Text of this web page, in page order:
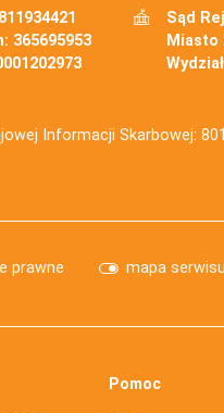
365695953
Sąd
Miasto
Informacji Skarbowej:
prawne mapa serwisu
Pomoc